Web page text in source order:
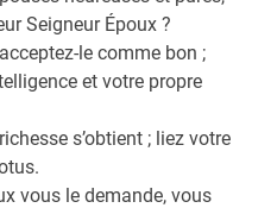
Seigneur Époux ?
le comme bon ;
et votre propre
s’obtient ; liez votre
vous le demande, vous